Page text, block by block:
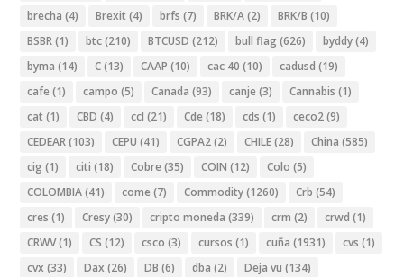
brecha (4) Brexit (4) brfs (7) BRK/A(2) BRK/B (10)
BSBR(1) btc(210) BTCUSD (212) bull flag (626) byddy(4)
byma (14) C(13) CAAP (10) cac 40 (10) cadusd (19)
cafe (1) campo (5) Canada (93) canje (3) Cannabis (1)
cat (1) CBD (4) ccl (21) Cde (18) cds (1) ceco2(9)
CEDEAR(103) CEPU (41) CGPA2(2) CHILE(28) China (585)
cig (1) citi (18) Cobre (35) COIN (12) Colo (5)
COLOMBIA(41) come (7) Commodity(1260) Crb (54)
cres (1) Cresy(30) cripto moneda (339) crm (2) crwd (1)
CRWV(1) CS (12) csco (3) cursos (1) cuña (1931) cvs (1)
cvx (33) Dax (26) DB (6) dba (2) Deja vu (134)